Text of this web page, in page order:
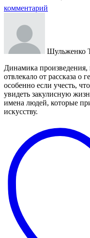
комментарий
Шульженко
Динамика
отвлекало от рассказа о
особенно если учесть,
увидеть закулисную
имена людей, которые
искусству.